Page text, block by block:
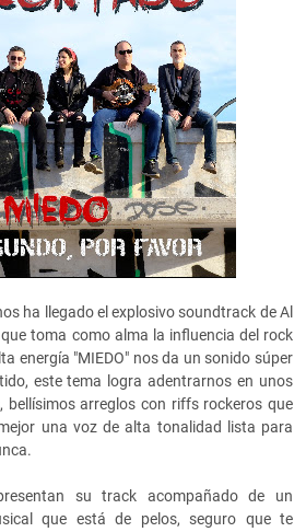
ha llegado el explosivo soundtrack de Al
toma como alma la influencia del rock
energía "MIEDO" nos da un sonido súper
este tema logra adentrarnos en unos
bellísimos arreglos con riffs rockeros que
una voz de alta tonalidad lista para
su track acompañado de un
que está de pelos, seguro que te